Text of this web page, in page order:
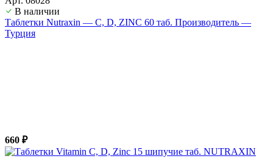
В наличии
Таблетки Nutraxin — С, D, ZINC 60 таб. Производитель —
Турция
660 ₽